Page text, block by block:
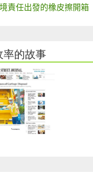
責任出發的橡皮擦開箱
的故事